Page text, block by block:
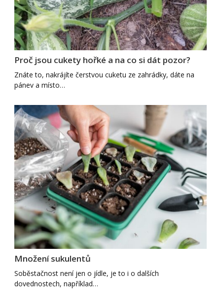
Proč jsou cukety hořké a na co si dát pozor?
Znáte to, nakrájíte čerstvou cuketu ze zahrádky, dáte na
pánev a místo…
Množení sukulentů
Soběstačnost není jen o jídle, je to i o dalších
dovednostech, například…